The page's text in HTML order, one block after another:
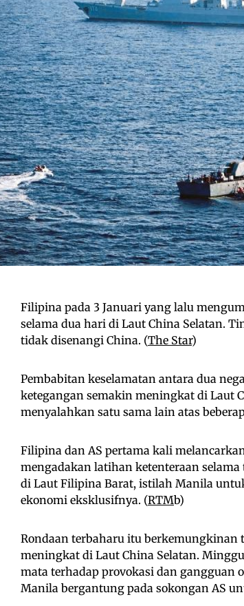
Filipina pada 3 Januari yang lalu
selama dua hari di Laut China Selatan.
tidak disenangi China. (The Star)
Pembabitan keselamatan antara dua
ketegangan semakin meningkat di Laut
menyalahkan satu sama lain atas
Filipina dan AS pertama kali
mengadakan latihan ketenteraan
di Laut Filipina Barat, istilah Manila
ekonomi eksklusifnya. (RTMb)
Rondaan terbaharu itu berkemungkinan
meningkat di Laut China Selatan.
mata terhadap provokasi dan gangguan
Manila bergantung pada sokongan AS